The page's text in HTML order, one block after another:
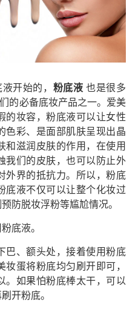
开始的， 粉底液 也是很多
的必备底妆产品之一。爱美
的妆容，粉底液可以让女性
色彩、是面部肌肤呈现出晶
和滋润皮肤的作用，在使用
我们的皮肤，也可以防止外
外界的抵抗力。所以，粉底
底液不仅可以让整个化妆过
防脱妆浮粉等尴尬情况。
底液。
巴、额头处，接着使用粉底
蛋将粉底均匀刷开即可，
。如果怕粉底棒太干，可以
开粉底。